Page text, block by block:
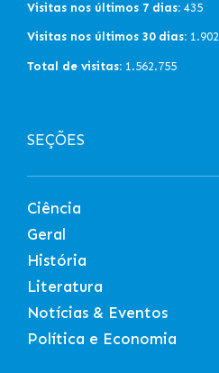
Visitas nos últimos 7 dias: 435
Visitas nos últimos 30 dias: 1.902
Total de visitas: 1.562.755
SEÇÕES
Ciência
Geral
História
Literatura
Notícias & Eventos
Política e Economia